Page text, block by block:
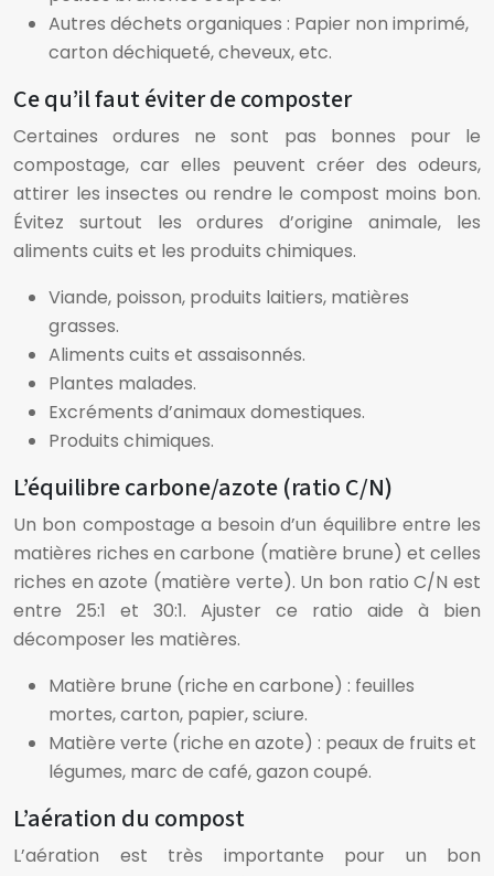
Autres déchets organiques : Papier non imprimé,
carton déchiqueté, cheveux, etc.
Ce qu’il faut éviter de composter
Certaines ordures ne sont pas bonnes pour le
compostage, car elles peuvent créer des odeurs,
attirer les insectes ou rendre le compost moins bon.
Évitez surtout les ordures d’origine animale, les
aliments cuits et les produits chimiques.
Viande, poisson, produits laitiers, matières
grasses.
Aliments cuits et assaisonnés.
Plantes malades.
Excréments d’animaux domestiques.
Produits chimiques.
L’équilibre carbone/azote (ratio C/N)
Un bon compostage a besoin d’un équilibre entre les
matières riches en carbone (matière brune) et celles
riches en azote (matière verte). Un bon ratio C/N est
entre 25:1 et 30:1. Ajuster ce ratio aide à bien
décomposer les matières.
Matière brune (riche en carbone) : feuilles
mortes, carton, papier, sciure.
Matière verte (riche en azote) : peaux de fruits et
légumes, marc de café, gazon coupé.
L’aération du compost
L’aération est très importante pour un bon